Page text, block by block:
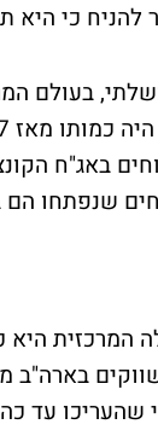
להניח כי היא
בעולם
בעולם, המרווחים
שנפתחו הם
התשואה ל-10 שנים את רף
בארה"ב
עד